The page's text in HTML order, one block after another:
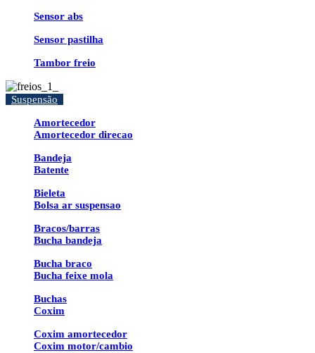
Sensor abs
Sensor pastilha
Tambor freio
Suspensão
Amortecedor
Amortecedor direcao
Bandeja
Batente
Bieleta
Bolsa ar suspensao
Bracos/barras
Bucha bandeja
Bucha braco
Bucha feixe mola
Buchas
Coxim
Coxim amortecedor
Coxim motor/cambio